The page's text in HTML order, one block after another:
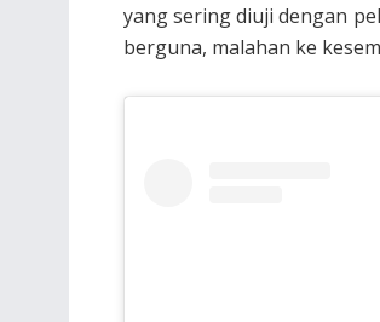
yang sering diuji dengan
berguna, malahan ke